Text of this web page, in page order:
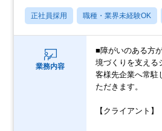
正社員採用 職種・業界未経験OK
業務内容
■障がいのある方
境づくりを支える
客様先企業へ常駐
ただきます。
【クライアント】